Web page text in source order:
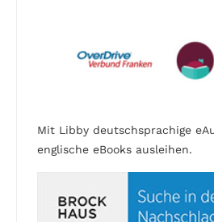
Mit Libby deutschsprachige
englische eBooks ausleihen.